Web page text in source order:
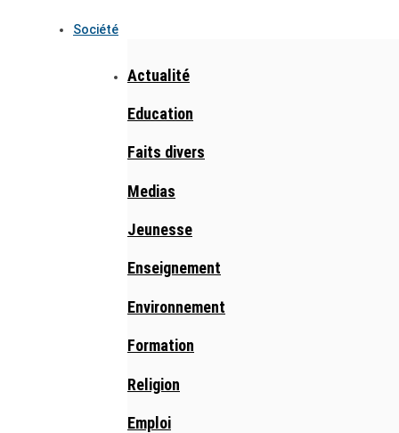
Société
Actualité
Education
Faits divers
Medias
Jeunesse
Enseignement
Environnement
Formation
Religion
Emploi